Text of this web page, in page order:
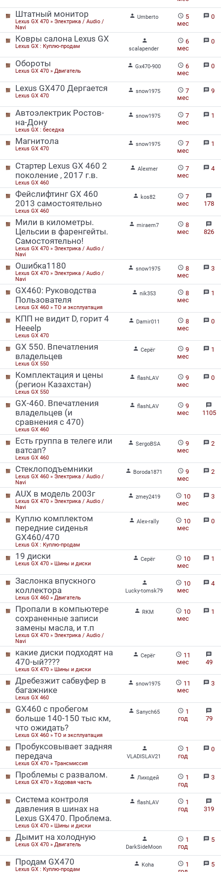
Штатный монитор
Lexus GX 470 » Электрика / Audio /
Navi
 Umberto  5
мес
message 0
Ковры салона Lexus GX
Lexus GX : Куплю-продам

scalapender
 6
мес
message 0
Обороты
Lexus GX 470 » Двигатель
 Gx470-900  6
мес
message 0
Lexus GX470 Дергается
Lexus GX 470
 snow1975  7
мес
message 9
Автоэлектрик Ростов-
на-Дону
Lexus GX : беседка
 snow1975  7
мес
message 1
Магнитола
Lexus GX 470
 snow1975  7
мес
message 1
Стартер Lexus GX 460 2
поколение , 2017 г.в.
Lexus GX 460
 Alexmer  7
мес
message 4
Фейслифтинг GX 460
2013 самостоятельно
Lexus GX 460
 kos82  7
мес
message
178
Мили в километры.
Цельсии в фаренгейты.
Самостоятельно!
Lexus GX 470 » Электрика / Audio /
Navi
 miraem7  8
мес
message
826
Ошибка1180
Lexus GX 470 » Электрика / Audio /
Navi
 snow1975  8
мес
message 3
GX460: Руководства
Пользователя
Lexus GX 460 » ТО и эксплуатация
 nik353  8
мес
message 1
КПП не видит D, горит 4
Heeelp
Lexus GX 470
 Damir011  8
мес
message 0
GX 550. Впечатления
владельцев
Lexus GX 550
 Серёг  9
мес
message 1
Комплектация и цены
(регион Казахстан)
Lexus GX 550
 flashLAV  9
мес
message 0
GX-460. Впечатления
владельцев (и
сравнения с 470)
Lexus GX 460
 flashLAV  9
мес
message
1105
Есть группа в телеге или
ватсап?
Lexus GX 460
 SergoBSA  9
мес
message 2
Стеклоподъемники
Lexus GX 460 » Электрика / Audio /
Navi
 Boroda1871  9
мес
message 2
AUX в модель 2003г
Lexus GX 470 » Электрика / Audio /
Navi
 zmey2419  10
мес
message 3
Куплю комплектом
передние сиденья
GX460/470
Lexus GX : Куплю-продам
 Alex-rally  10
мес
message 0
19 диски
Lexus GX 470 » Шины и диски
 Серёг  10
мес
message 1
Заслонка впускного
коллектора
Lexus GX 460 » Двигатель

Lucky-tomsk79
 10
мес
message 4
Пропали в компьютере
сохраненные записи
замены масла, и т.п
Lexus GX 470 » Электрика / Audio /
Navi
 RKM  10
мес
message 1
какие диски подходят на
470-ый????
Lexus GX 470 » Шины и диски
 Серёг  11
мес
message
49
Дребезжит сабвуфер в
багажнике
Lexus GX 460
 snow1975  11
мес
message 3
GX460 c пробегом
больше 140-150 тыс км,
что ожидать?
Lexus GX 460 » ТО и эксплуатация
 Sanych65  1
год
message
79
Пробуксовывает задняя
передача
Lexus GX 470 » Трансмиссия

VLADISLAV21
 1
год
message 0
Проблемы с развалом.
Lexus GX 470 » Ходовая часть
 Лиходей  1
год
message 3
Система контроля
давления в шинах на
Lexus GX470. Проблема.
Lexus GX 470 » Шины и диски
 flashLAV  1
год
message
319
Дымит на холодную
Lexus GX 470 » Двигатель

DarkSideMoon
 1
год
message 5
Продам GX470
Lexus GX : Куплю-продам
 Koha  1
message 5